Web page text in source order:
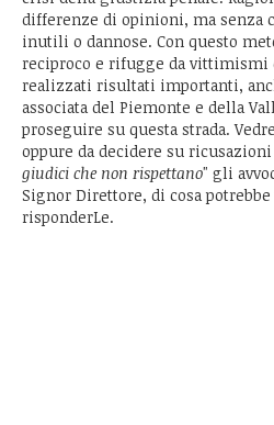
differenze di opinioni, ma senza
inutili o dannose. Con questo
reciproco e rifugge da vittimismi
realizzati risultati importanti,
associata del Piemonte e della
proseguire su questa strada.
oppure da decidere su ricusazioni
giudici che non rispettano" gli
Signor Direttore, di cosa
risponderLe.